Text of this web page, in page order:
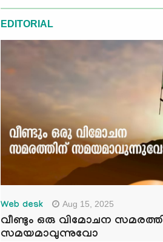
EDITORIAL
Web desk Aug 15, 2025
വീണ്ടും ഒരു വിമോചന
സമയമാവുന്നുവോ